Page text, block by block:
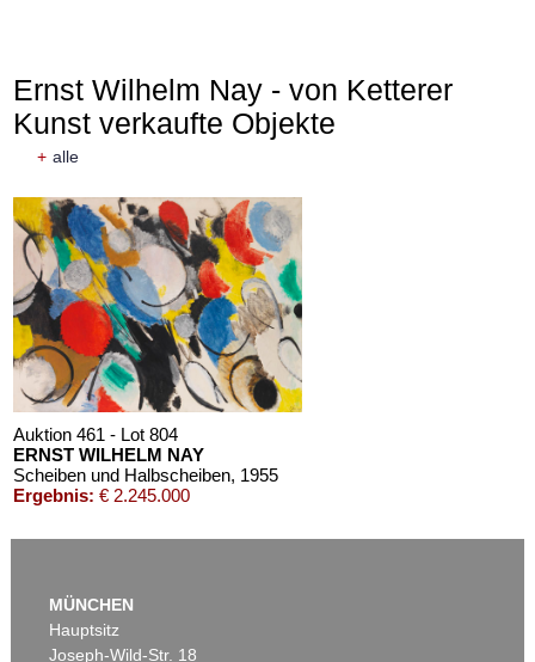
Ernst Wilhelm Nay - von Ketterer
Kunst verkaufte Objekte
+ alle
Auktion 461 - Lot 804
ERNST WILHELM NAY
Scheiben und Halbscheiben, 1955
Ergebnis: € 2.245.000
MÜNCHEN
Hauptsitz
Joseph-Wild-Str. 18